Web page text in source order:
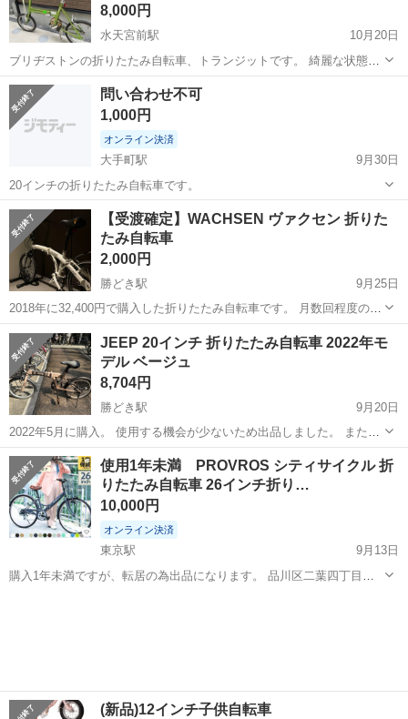
8,000円
水天宮前駅
10月20日
ブリヂストンの折りたたみ自転車、トランジットです。 綺麗な状態で
譲り受けて、1年ほど乗っておりました。 乾燥でサドルが破れてしま
っております。 ブレーキも左のみ少し弱いので、自転車屋さんで少し
締めてもらう必要あるかと思いま...
東京 中央区 水天宮前駅 折りたたみ自転車
トランジット
問い合わせ不可
1,000円
オンライン決済
大手町駅
9月30日
20インチの折りたたみ自転車です。
東京 中央区 大手町駅 折りたたみ自転車 折りたたみ
【受渡確定】WACHSEN ヴァクセン 折りた
たみ自転車
2,000円
勝どき駅
9月25日
2018年に32,400円で購入した折りたたみ自転車です。 月数回程度のみ
で使用頻度は低いですが 屋根のない駐輪場にとめていた時期もあった
のでハンドル周辺を中心にサビなどあります。 サドルの破損あり、ブ
レーキ効きづらい、変速...
東京 中央区 勝どき駅 折りたたみ自転車 折りたたみ
JEEP 20インチ 折りたたみ自転車 2022年モ
デル ベージュ
8,704円
勝どき駅
9月20日
2022年5月に購入。 使用する機会が少ないため出品しました。 また、
屋外の駐輪場に放置していたため、サビが目立ちます。 タイヤはパン
クしてないと思いますが、空気はほぼありません。 状態など気にされ
る方はご遠慮いただければ幸...
東京 中央区 勝どき駅 折りたたみ自転車 JEEP
使用1年未満 PROVROS シティサイクル 折
りたたみ自転車 26インチ折り…
10,000円
オンライン決済
東京駅
9月13日
購入1年未満ですが、転居の為出品になります。 品川区二葉四丁目ま
(新品)12インチ子供自転車